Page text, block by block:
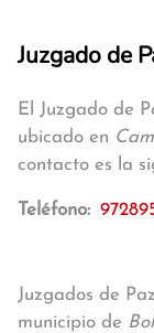
Juzgado de
El Juzgado de
ubicado en
contacto es la
Teléfono:
Juzgados de
municipio de